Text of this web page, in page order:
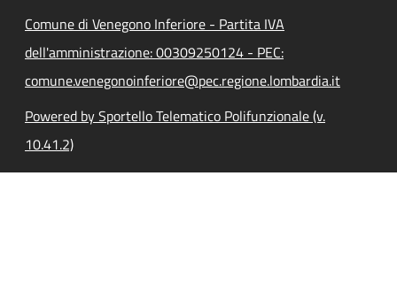
Comune di Venegono Inferiore - Partita IVA
dell'amministrazione: 00309250124 - PEC:
comune.venegonoinferiore@pec.regione.lombardia.it
Powered by Sportello Telematico Polifunzionale (v.
10.41.2)